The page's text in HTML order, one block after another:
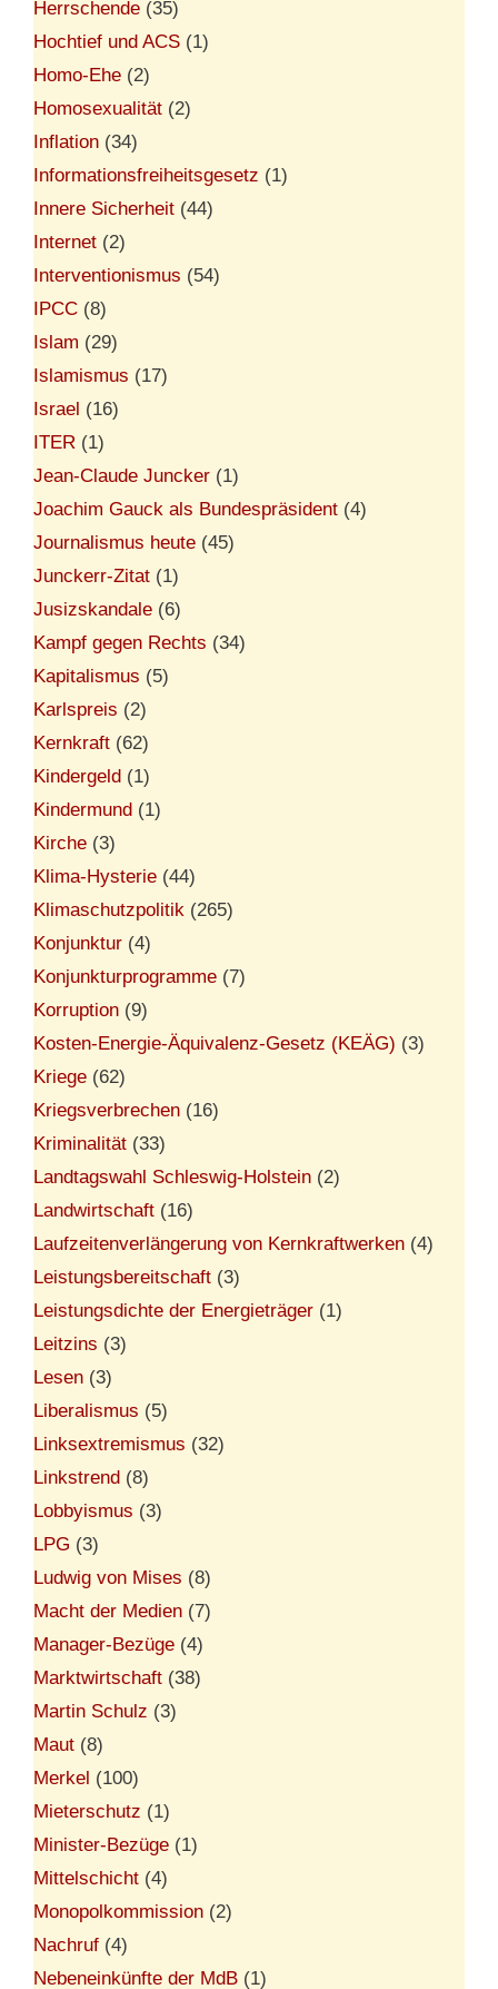
Herrschende (35)
Hochtief und ACS (1)
Homo-Ehe (2)
Homosexualität (2)
Inflation (34)
Informationsfreiheitsgesetz (1)
Innere Sicherheit (44)
Internet (2)
Interventionismus (54)
IPCC (8)
Islam (29)
Islamismus (17)
Israel (16)
ITER (1)
Jean-Claude Juncker (1)
Joachim Gauck als Bundespräsident (4)
Journalismus heute (45)
Junckerr-Zitat (1)
Jusizskandale (6)
Kampf gegen Rechts (34)
Kapitalismus (5)
Karlspreis (2)
Kernkraft (62)
Kindergeld (1)
Kindermund (1)
Kirche (3)
Klima-Hysterie (44)
Klimaschutzpolitik (265)
Konjunktur (4)
Konjunkturprogramme (7)
Korruption (9)
Kosten-Energie-Äquivalenz-Gesetz (KEÄG) (3)
Kriege (62)
Kriegsverbrechen (16)
Kriminalität (33)
Landtagswahl Schleswig-Holstein (2)
Landwirtschaft (16)
Laufzeitenverlängerung von Kernkraftwerken (4)
Leistungsbereitschaft (3)
Leistungsdichte der Energieträger (1)
Leitzins (3)
Lesen (3)
Liberalismus (5)
Linksextremismus (32)
Linkstrend (8)
Lobbyismus (3)
LPG (3)
Ludwig von Mises (8)
Macht der Medien (7)
Manager-Bezüge (4)
Marktwirtschaft (38)
Martin Schulz (3)
Maut (8)
Merkel (100)
Mieterschutz (1)
Minister-Bezüge (1)
Mittelschicht (4)
Monopolkommission (2)
Nachruf (4)
Nebeneinkünfte der MdB (1)